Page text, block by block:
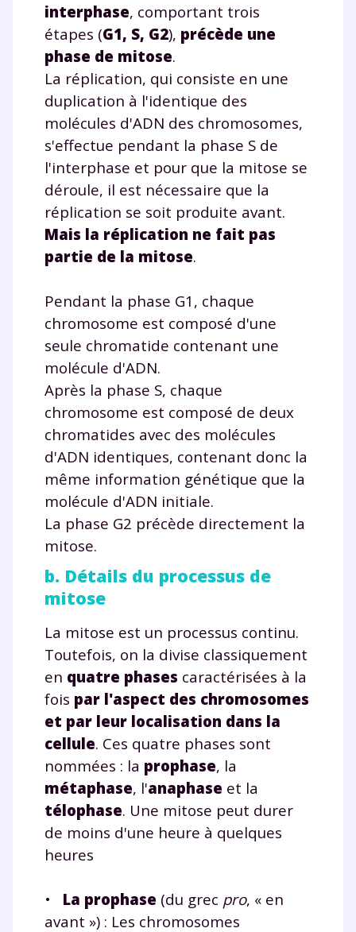
interphase, comportant trois
étapes (G1, S, G2), précède une
phase de mitose.
La réplication, qui consiste en une
duplication à l'identique des
molécules d'ADN des chromosomes,
s'effectue pendant la phase S de
l'interphase et pour que la mitose se
déroule, il est nécessaire que la
réplication se soit produite avant.
Mais la réplication ne fait pas
partie de la mitose.
Pendant la phase G1, chaque
chromosome est composé d'une
seule chromatide contenant une
molécule d'ADN.
Après la phase S, chaque
chromosome est composé de deux
chromatides avec des molécules
d'ADN identiques, contenant donc la
même information génétique que la
molécule d'ADN initiale.
La phase G2 précède directement la
mitose.
b. Détails du processus de
mitose
La mitose est un processus continu.
Toutefois, on la divise classiquement
en quatre phases caractérisées à la
fois par l'aspect des chromosomes
et par leur localisation dans la
cellule. Ces quatre phases sont
nommées : la prophase, la
métaphase, l'anaphase et la
télophase. Une mitose peut durer
de moins d'une heure à quelques
heures
• La prophase (du grec pro, « en
avant ») : Les chromosomes